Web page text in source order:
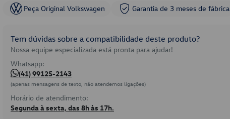
Peça Original Volkswagen Garantia de 3 meses de fábrica
Tem dúvidas sobre a compatibilidade deste produto?
Nossa equipe especializada está pronta para ajudar!
Whatsapp:
(41) 99125-2143
(apenas mensagens de texto, não atendemos ligações)
Horário de atendimento:
Segunda à sexta, das 8h às 17h.